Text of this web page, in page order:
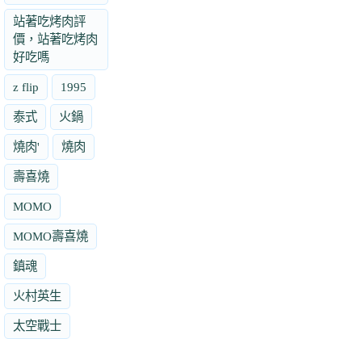
站著吃烤肉評
價，站著吃烤肉
好吃嗎
z flip 1995
泰式 火鍋
燒肉' 燒肉
壽喜燒
MOMO
MOMO壽喜燒
鎮魂
火村英生
太空戰士